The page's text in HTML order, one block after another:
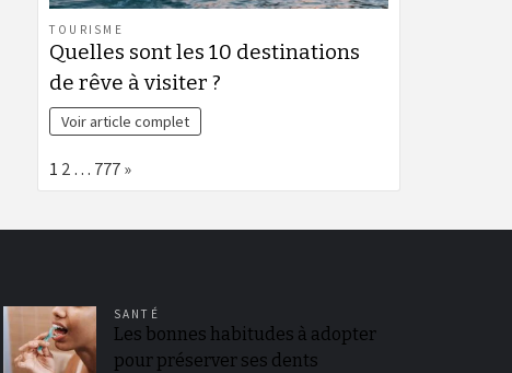
TOURISME
Quelles sont les 10 destinations
de rêve à visiter ?
Voir article complet
Page:
1 2 … 777 Next
»
SANTÉ
Les bonnes habitudes à adopter
pour préserver ses dents